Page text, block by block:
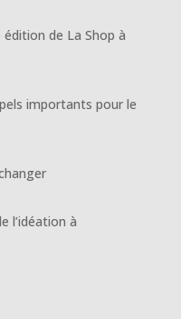
de La Shop à
importants pour le
l’idéation à